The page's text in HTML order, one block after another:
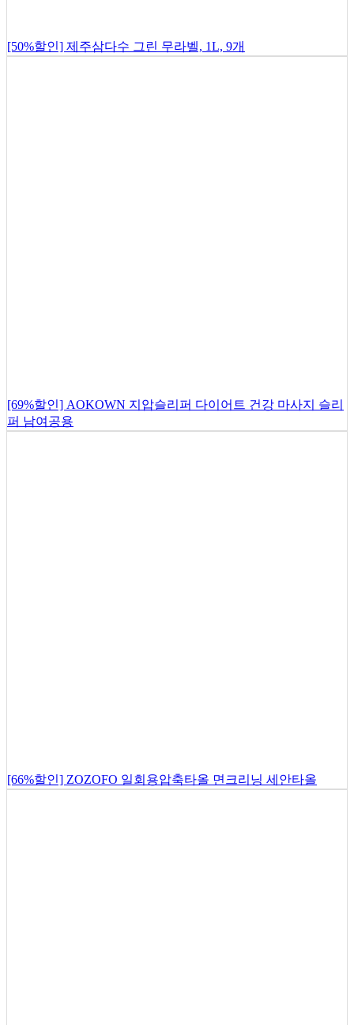
[50%할인] 제주삼다수 그린 무라벨, 1L, 9개
[69%할인] AOKOWN 지압슬리퍼 다이어트 건강 마사지 슬리
퍼 남여공용
[66%할인] ZOZOFO 일회용압축타올 면크리닝 세안타올